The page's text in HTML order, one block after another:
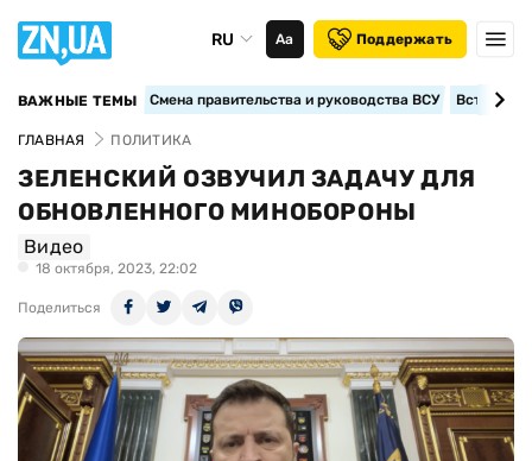
RU Аа Поддержать
ВАЖНЫЕ ТЕМЫ Смена правительства и руководства ВСУ
ГЛАВНАЯ ПОЛИТИКА
ЗЕЛЕНСКИЙ ОЗВУЧИЛ ЗАДАЧУ ДЛЯ
ОБНОВЛЕННОГО МИНОБОРОНЫ
Видео
18 октября, 2023, 22:02
Поделиться